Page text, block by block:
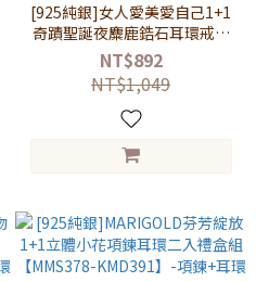
[925純銀]女人愛美愛自己1+1
奇蹟聖誕夜麋鹿鋯石耳環戒指
二入禮盒組【MMS868-
SL879】-耳環+戒指
NT$892
NT$1,049